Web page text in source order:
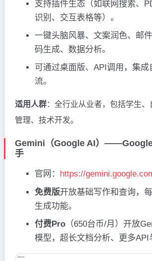
支持插件生态（如联网搜索、
识别、交互表格等）。
一键头脑风暴、文案润色、邮
码生成、数据分析。
可通过桌面版、API调用，集成
流。
适用人群：全行业从业者，包括学生、
管理、技术开发。
Gemini（Google AI）
手
官网：
https://
免费版开放基础写作和查询，
生成功能。
付费Pro （650台币/月）开放
模型，超长文档分析、更多API